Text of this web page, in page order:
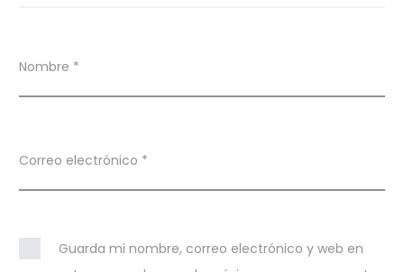
Nombre *
Correo electrónico *
Guarda mi nombre, correo electrónico y web en